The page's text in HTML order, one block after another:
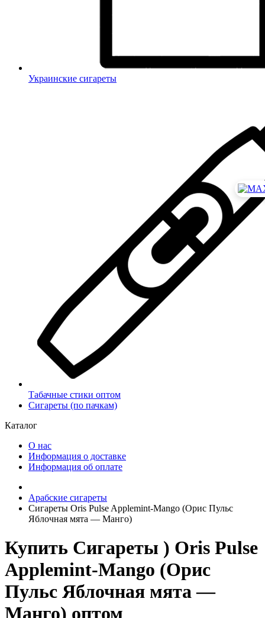
Украинские сигареты
Табачные стики оптом
Сигареты (по пачкам)
Каталог
О нас
Информация о доставке
Информация об оплате
Арабские сигареты
Сигареты Oris Pulse Applemint-Mango (Орис Пульс
Яблочная мята — Манго)
Купить Сигареты ) Oris Pulse
Applemint-Mango (Орис
Пульс Яблочная мята —
Манго) оптом